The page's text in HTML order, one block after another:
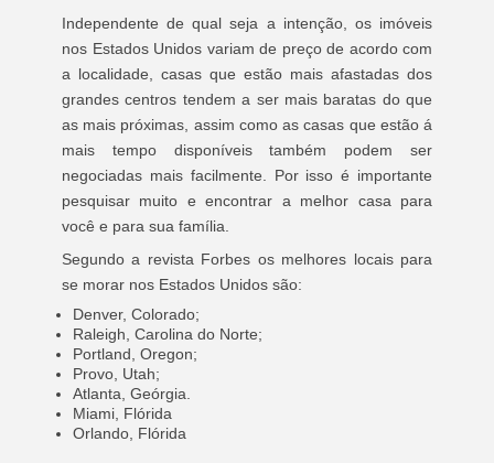
Independente de qual seja a intenção, os imóveis
nos Estados Unidos variam de preço de acordo com
a localidade, casas que estão mais afastadas dos
grandes centros tendem a ser mais baratas do que
as mais próximas, assim como as casas que estão á
mais tempo disponíveis também podem ser
negociadas mais facilmente. Por isso é importante
pesquisar muito e encontrar a melhor casa para
você e para sua família.
Segundo a revista Forbes os melhores locais para
se morar nos Estados Unidos são:
Denver, Colorado;
Raleigh, Carolina do Norte;
Portland, Oregon;
Provo, Utah;
Atlanta, Geórgia.
Miami, Flórida
Orlando, Flórida